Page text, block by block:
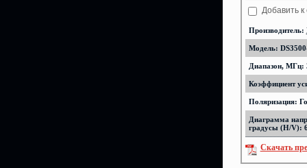
Добавить
Производитель:
Модель:
Диапазон, МГц:
Коэффициент
Поляризация:
Диаграмма
градусы (H/V):
Скачать